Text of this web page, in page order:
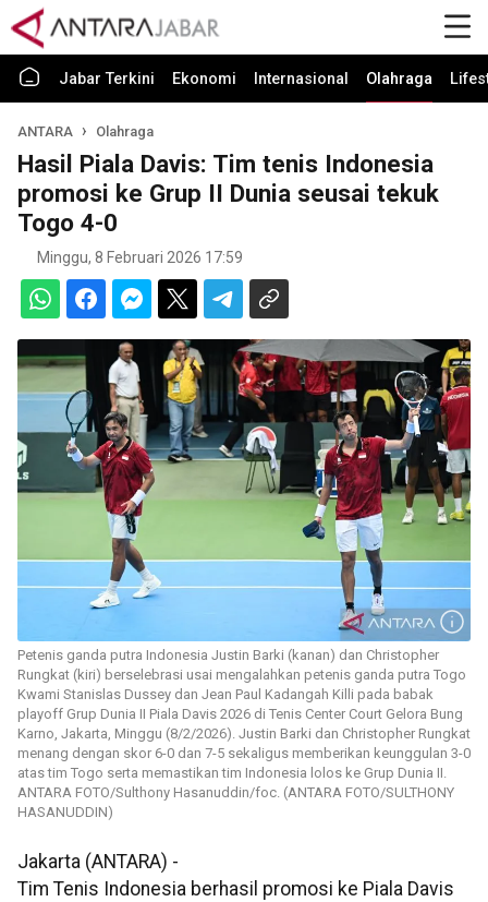
Jabar Terkini Ekonomi Internasional Olahraga
ANTARA Olahraga
Hasil Piala Davis: Tim tenis Indonesia
promosi ke Grup II Dunia seusai tekuk
Togo 4-0
Minggu, 8 Februari 2026 17:59
Petenis ganda putra Indonesia Justin Barki (kanan) dan Christopher
Rungkat (kiri) berselebrasi usai mengalahkan petenis ganda putra Togo
Kwami Stanislas Dussey dan Jean Paul Kadangah Killi pada babak
playoff Grup Dunia II Piala Davis 2026 di Tenis Center Court Gelora Bung
Karno, Jakarta, Minggu (8/2/2026). Justin Barki dan Christopher Rungkat
menang dengan skor 6-0 dan 7-5 sekaligus memberikan keunggulan 3-0
atas tim Togo serta memastikan tim Indonesia lolos ke Grup Dunia II.
ANTARA FOTO/Sulthony Hasanuddin/foc. (ANTARA FOTO/SULTHONY
HASANUDDIN)
Jakarta (ANTARA) -
Tim Tenis Indonesia berhasil promosi ke Piala Davis